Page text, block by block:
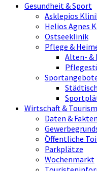
Gesundheit & Sport
Asklepios
Helios Agnes
Ostseeklinik
Pflege &
Alten- &
Wirtschaft &
Daten & Fakten
Öffentliche
Parkplätze
Wochenmarkt